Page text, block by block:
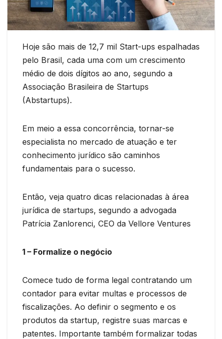
Hoje são mais de 12,7 mil Start-ups espalhadas
pelo Brasil, cada uma com um crescimento
médio de dois dígitos ao ano, segundo a
Associação Brasileira de Startups
(Abstartups).
Em meio a essa concorrência, tornar-se
especialista no mercado de atuação e ter
conhecimento jurídico são caminhos
fundamentais para o sucesso.
Então, veja quatro dicas relacionadas à área
jurídica de startups, segundo a advogada
Patrícia Zanlorenci, CEO da Vellore Ventures
1 – Formalize o negócio
Comece tudo de forma legal contratando um
contador para evitar multas e processos de
fiscalizações. Ao definir o segmento e os
produtos da startup, registre suas marcas e
patentes. Importante também formalizar todas